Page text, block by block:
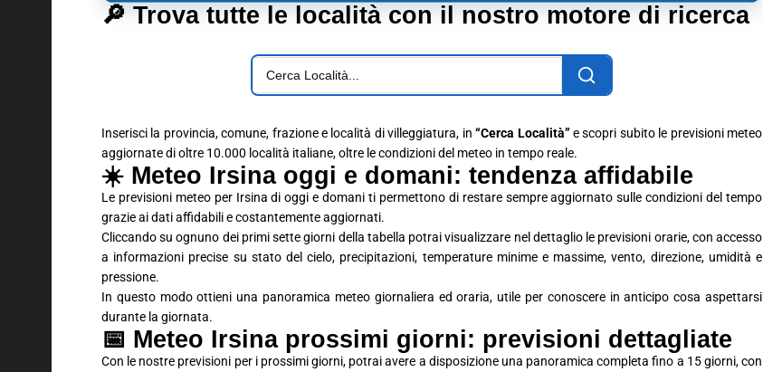
🔎 Trova tutte le località con il nostro motore di ricerca
Inserisci la provincia, comune, frazione e località di villeggiatura, in“Cerca Località” e scopri subito le previsioni meteo
aggiornate di oltre 10.000 località italiane, oltre le condizioni del meteo in tempo reale.
☀️ Meteo Irsina oggi e domani: tendenza affidabile
Le previsioni meteo per Irsina di oggi e domani ti permettono di restare sempre aggiornato sulle condizioni del tempo
grazie ai dati affidabili e costantemente aggiornati.
Cliccando su ognuno dei primi sette giorni della tabella potrai visualizzare nel dettaglio le previsioni orarie, con accesso
a informazioni precise su stato del cielo, precipitazioni, temperature minime e massime, vento, direzione, umidità e
pressione.
In questo modo ottieni una panoramica meteo giornaliera ed oraria, utile per conoscere in anticipo cosa aspettarsi
durante la giornata.
📅 Meteo Irsina prossimi giorni: previsioni dettagliate
Con le nostre previsioni per i prossimi giorni, potrai avere a disposizione una panoramica completa fino a 15 giorni, con